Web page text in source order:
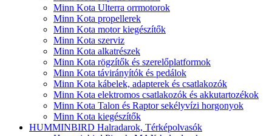
Minn Kota Ulterra orrmotorok
Minn Kota propellerek
Minn Kota motor kiegészítők
Minn Kota szerviz
Minn Kota alkatrészek
Minn Kota rögzítők és szerelőplatformok
Minn Kota távirányítók és pedálok
Minn Kota kábelek, adapterek és csatlakozók
Minn Kota elektromos csatlakozók és akkutartozékok
Minn Kota Talon és Raptor sekélyvízi horgonyok
Minn Kota kiegészítők
HUMMINBIRD Halradarok, Térképolvasók